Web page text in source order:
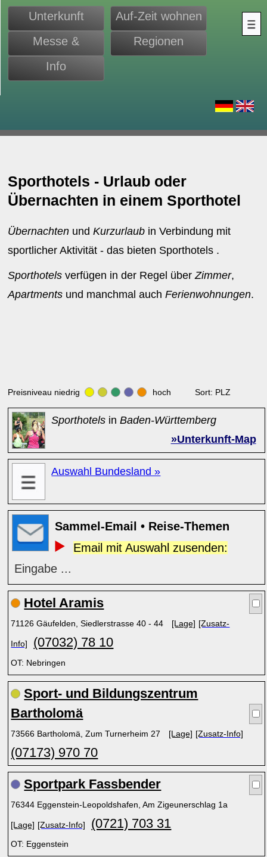
Unterkunft
Auf-Zeit wohnen
Messe &
Monteure
Regionen
Info
Sporthotels - Urlaub oder
Übernachten in einem Sporthotel
Übernachten undKurzurlaub in Verbindung mit
sportlicher Aktivität - das bieten Sporthotels .
Sporthotels verfügen in der Regel überZimmer,
Apartments und manchmal auchFerienwohnungen.
Preisniveau niedrig hoch Sort: PLZ
Sporthotels inBaden-Württemberg
»Unterkunft-Map
Auswahl Bundesland »
Sammel-Email • Reise-Themen
Email mit Auswahl zusenden:
Eingabe ...
Hotel Aramis
71126 Gäufelden, Siedlerstrasse 40 - 44 [Lage] [Zusatz-
Info] (07032) 78 10
OT: Nebringen
Sport- und Bildungszentrum
Bartholomä
73566 Bartholomä, Zum Turnerheim 27 [Lage] [Zusatz-Info]
(07173) 970 70
Sportpark Fassbender
76344 Eggenstein-Leopoldshafen, Am Zigeunerschlag 1a
[Lage] [Zusatz-Info] (0721) 703 31
OT: Eggenstein